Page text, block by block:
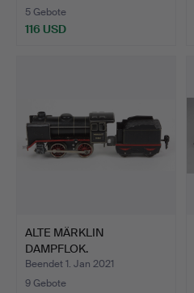
5 Gebote
116 USD
ALTE MÄRKLIN
DAMPFLOK.
Beendet 1. Jan 2021
9 Gebote